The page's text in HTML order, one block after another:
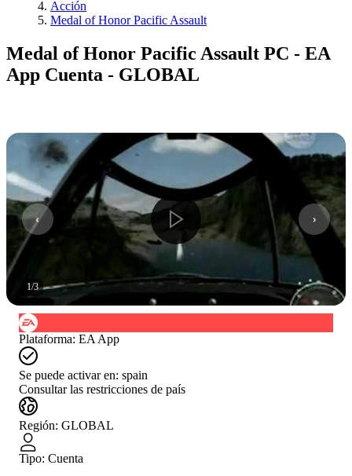
Acción
Medal of Honor Pacific Assault
Medal of Honor Pacific Assault PC - EA
App Cuenta - GLOBAL
1/3
Plataforma: EA App
Se puede activar en: spain
Consultar las restricciones de país
Región: GLOBAL
Tipo: Cuenta